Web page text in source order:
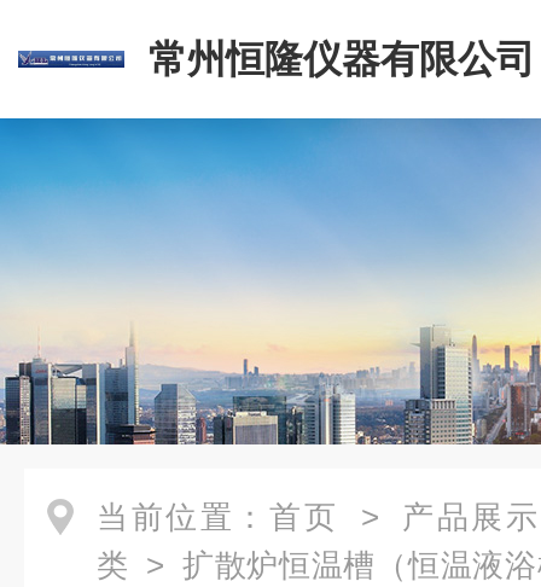
常州恒隆仪器有限公司
当前位置： 首页 > 产品展示
类 > 扩散炉恒温槽（恒温液